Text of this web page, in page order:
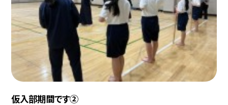
仮入部期間です②